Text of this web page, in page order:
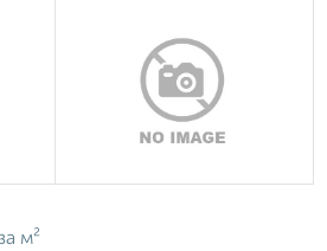
м²